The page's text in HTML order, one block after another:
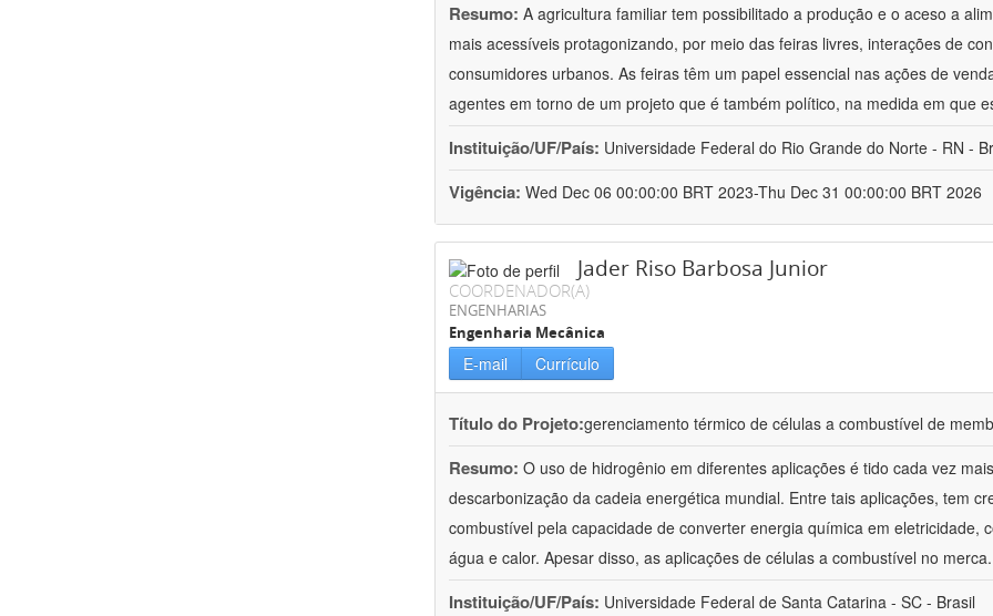
Resumo: A agricultura familiar tem possibilitado a produção e o aceso a
mais acessíveis protagonizando, por meio das feiras livres, interações de
consumidores urbanos. As feiras têm um papel essencial nas ações de
agentes em torno de um projeto que é também político, na medida em que
Instituição/UF/País: Universidade Federal do Rio Grande do Norte - RN -
Vigência: Wed Dec 06 00:00:00 BRT 2023-Thu Dec 31 00:00:00 BRT 2026
Jader Riso Barbosa Junior
COORDENADOR(A)
ENGENHARIAS
Engenharia Mecânica
E-mail Currículo
Título do Projeto:gerenciamento térmico de células a combustível de
Resumo: O uso de hidrogênio em diferentes aplicações é tido cada vez
descarbonização da cadeia energética mundial. Entre tais aplicações, tem
combustível pela capacidade de converter energia química em eletricidade,
água e calor. Apesar disso, as aplicações de células a combustível no merca
Instituição/UF/País: Universidade Federal de Santa Catarina - SC - Brasil